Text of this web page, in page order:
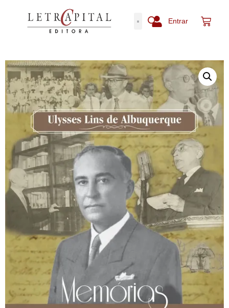
Entrar